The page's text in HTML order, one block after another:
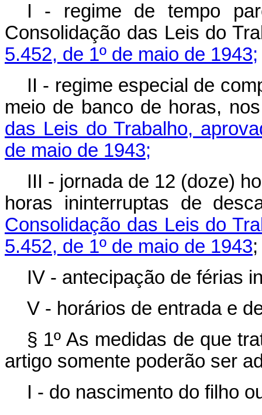
I - regime de tempo
Consolidação das Leis do
5.452, de 1º de maio de 1943;
II - regime especial de
meio de banco de horas,
das Leis do Trabalho,
de maio de 1943;
III - jornada de 12 (doze)
horas ininterruptas de
Consolidação das Leis do
5.452, de 1º de maio de 1943;
IV - antecipação de férias
V - horários de entrada e
§ 1º As medidas de que
artigo somente poderão ser
I - do nascimento do filho